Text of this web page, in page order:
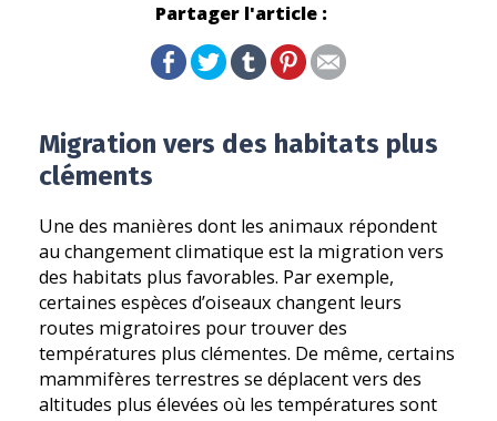
Partager l'article :
Migration vers des habitats plus
cléments
Une des manières dont les animaux répondent
au changement climatique est la migration vers
des habitats plus favorables. Par exemple,
certaines espèces d’oiseaux changent leurs
routes migratoires pour trouver des
températures plus clémentes. De même, certains
mammifères terrestres se déplacent vers des
altitudes plus élevées où les températures sont